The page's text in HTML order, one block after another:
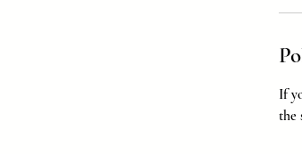
If
the